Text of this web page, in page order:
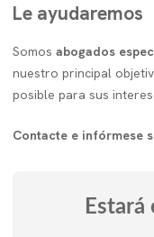
Le ayudaremos
Somos abogados
nuestro principal
posible para sus
Contacte e infórmese
Estará